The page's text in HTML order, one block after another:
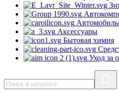
Аксессуары
Бытовая химия
Уход за